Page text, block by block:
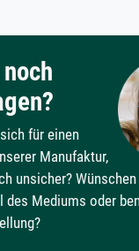
für einen
Manufaktur,
unsicher?
des Mediums oder